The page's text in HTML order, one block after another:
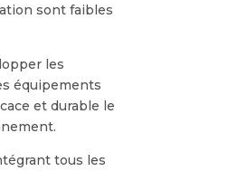
sont faibles
les
équipements
et durable le
tous les